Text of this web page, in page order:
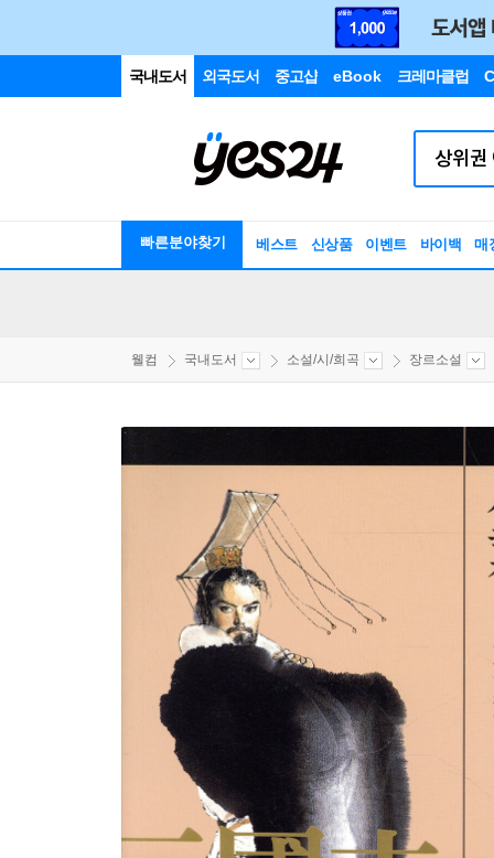
국내도서 외국도서 중고샵 eBook 크레마클럽
빠른분야찾기 베스트 신상품 이벤트 바이백 매
웰컴 국내도서 소설/시/희곡 장르소설